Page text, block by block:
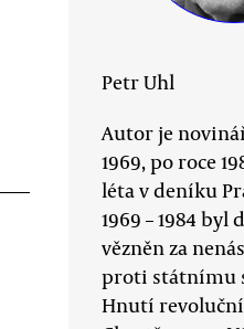
Petr Uhl
Autor je
1969, po roce
léta v deníku
1969 – 1984 byl
vězněn za
proti státnímu
Hnutí